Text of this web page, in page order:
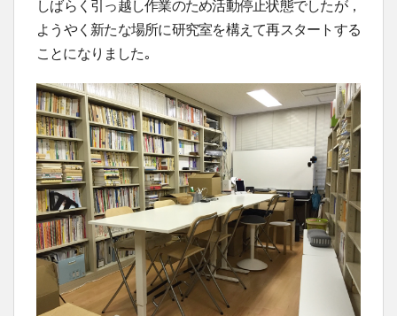
しばらく引っ越し作業のため活動停止状態でしたが，
ようやく新たな場所に研究室を構えて再スタートする
ことになりました｡